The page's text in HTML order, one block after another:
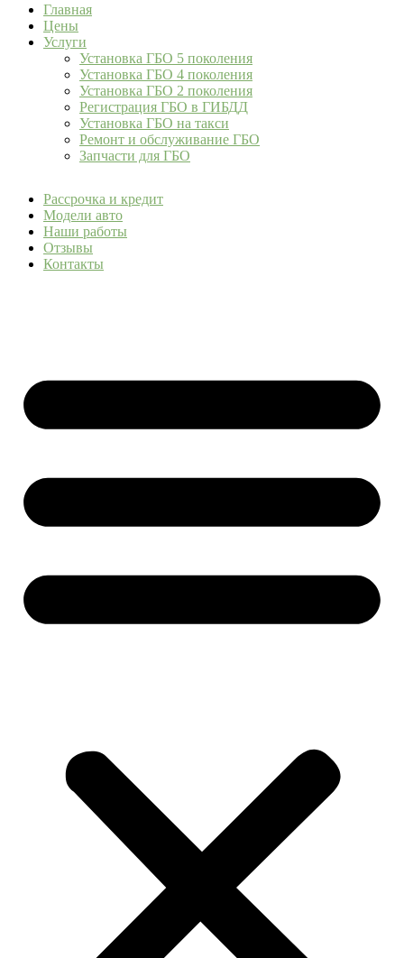
Главная
Цены
Услуги
Установка ГБО 5 поколения
Установка ГБО 4 поколения
Установка ГБО 2 поколения
Регистрация ГБО в ГИБДД
Установка ГБО на такси
Ремонт и обслуживание ГБО
Запчасти для ГБО
Рассрочка и кредит
Модели авто
Наши работы
Отзывы
Контакты